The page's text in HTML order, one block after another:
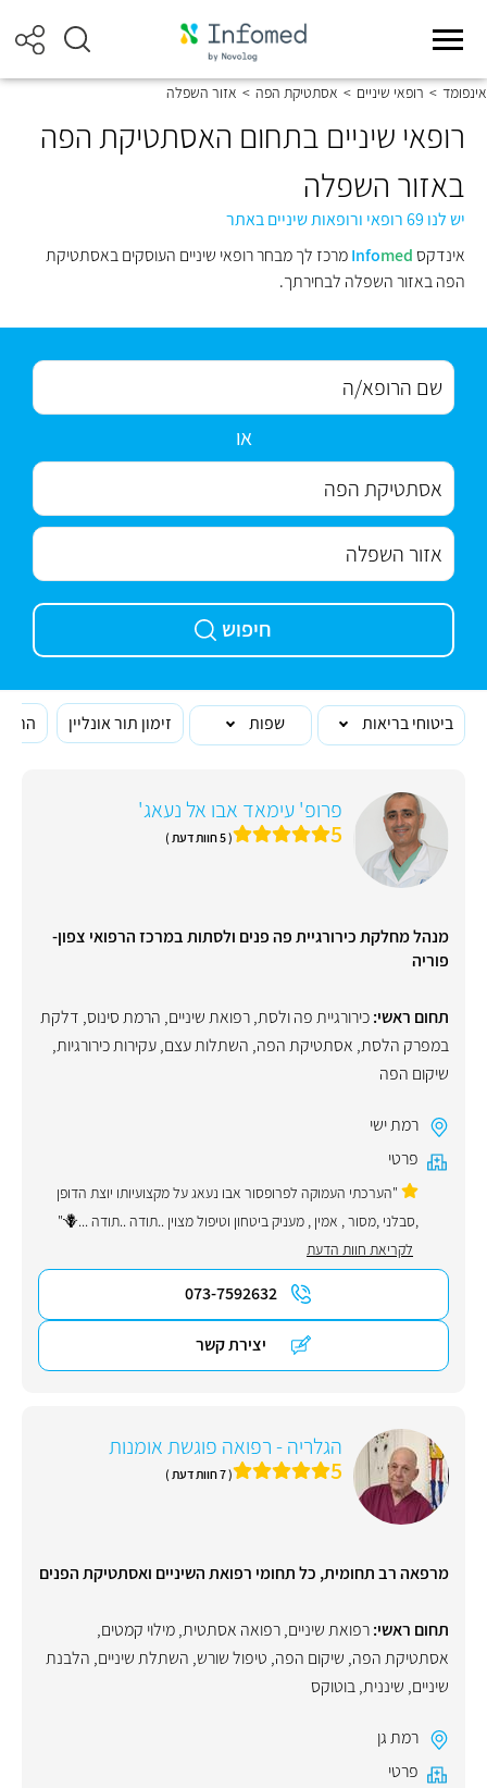
אינפומד > רופאי שיניים > אסתטיקת הפה > אזור השפלה
רופאי שיניים בתחום האסתטיקת הפה
באזור השפלה
יש לנו 69 רופאי ורופאות שיניים באתר
אינדקס
Infomed
מרכז לך מבחר רופאי שיניים העוסקים באסתטיקת
הפה באזור השפלה לבחירתך.
או
חיפוש
ביטוחי בריאות שפות זימון תור אונליין
פרופ' עימאד אבו אל נעאג'
5 ( 5 חוות דעת )
מנהל מחלקת כירורגיית פה פנים ולסתות במרכז הרפואי צפון-
פוריה
תחום ראשי:כירורגיית פה ולסת,רפואת שיניים, הרמת סינוס, דלקת
במפרק הלסת, אסתטיקת הפה, השתלות עצם,עקירות כירורגיות,
שיקום הפה
רמת ישי
פרטי
"הערכתי העמוקה לפרופסור אבו נעאג על מקצועיותו יוצת הדופן
,סבלני ,מסור , אמין , מעניק ביטחון וטיפול מצוין ..תודה ..תודה ...🪻"
לקריאת חוות הדעת
073-7592632
יצירת קשר
הגלריה - רפואה פוגשת אומנות
5 ( 7 חוות דעת )
מרפאה רב תחומית, כל תחומי רפואת השיניים ואסתטיקת הפנים
תחום ראשי:רפואת שיניים,רפואה אסתטית,מילוי קמטים,
אסתטיקת הפה, שיקום הפה, טיפול שורש, השתלת שיניים, הלבנת
שיניים, שיננית,בוטוקס
רמת גן
פרטי